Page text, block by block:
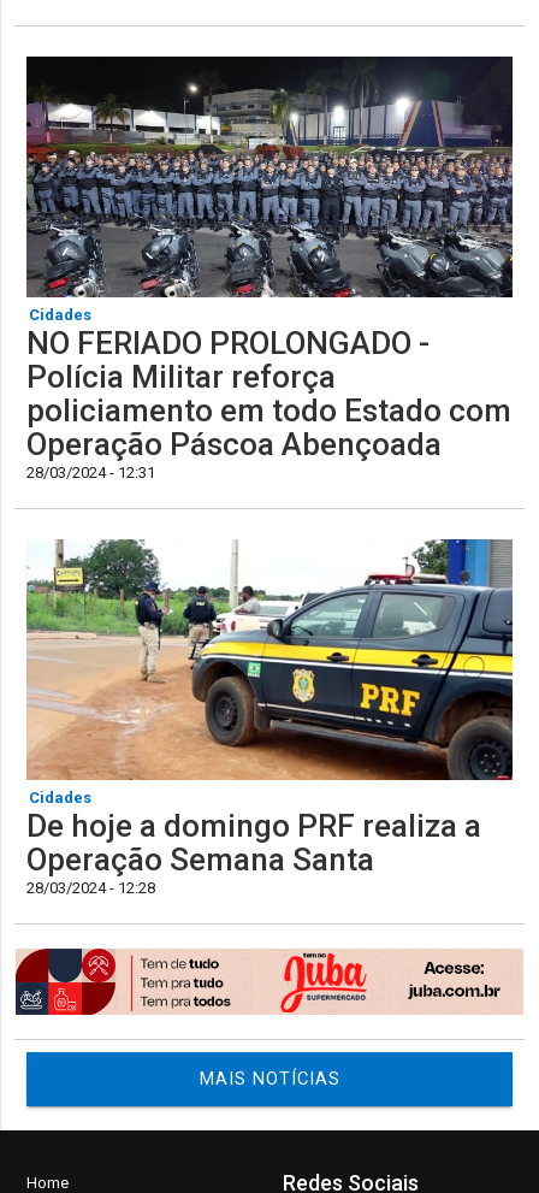
Cidades
NO FERIADO PROLONGADO -
Polícia Militar reforça
policiamento em todo Estado com
Operação Páscoa Abençoada
28/03/2024 - 12:31
Cidades
De hoje a domingo PRF realiza a
Operação Semana Santa
28/03/2024 - 12:28
MAIS NOTÍCIAS
Home Redes Sociais